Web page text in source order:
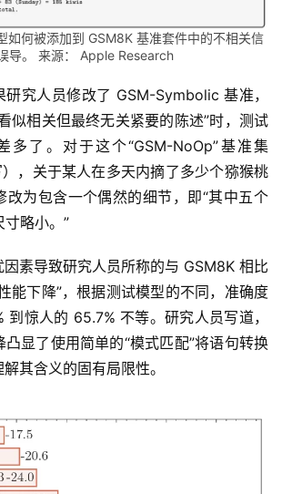
如何被添加到 GSM8K 基准套件中的不相关信
导。 来源： Apple Research
研究人员修改了 GSM-Symbolic 基准，
似相关但最终无关紧要的陈述”时，测试
多了。对于这个“GSM-NoOp”基准集
），关于某人在多天内摘了多少个猕猴桃
改为包含一个偶然的细节，即“其中五个​​
略小。”
素导致研究人员所称的与 GSM8K 相比
能下降”，根据测试模型的不同，准确度
到惊人的 65.7% 不等。研究人员写道，
显了使用简单的“模式匹配”将语句转换
其含义的固有局限性。